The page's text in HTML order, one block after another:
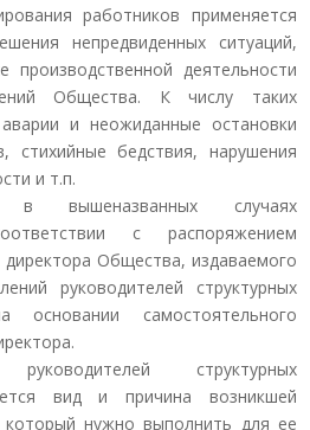
работников применяется
непредвиденных ситуаций,
производственной деятельности
Общества. К числу таких
и неожиданные остановки
стихийные бедствия, нарушения
и т.п.
в вышеназванных случаях
с распоряжением
директора Общества, издаваемого
руководителей структурных
основании самостоятельного
структурных
вид и причина возникшей
нужно выполнить для ее